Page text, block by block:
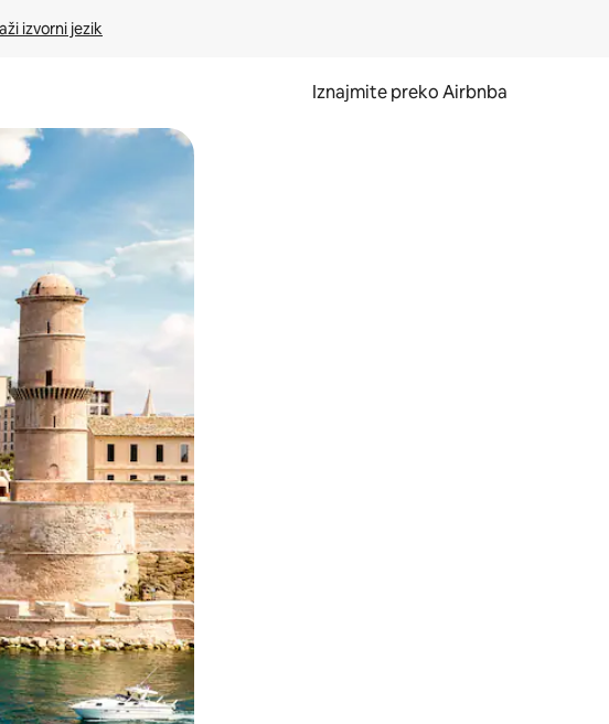
izvorni jezik
Iznajmite preko Airbnba
i dodirom ili prelaskom prstom po zaslonu.